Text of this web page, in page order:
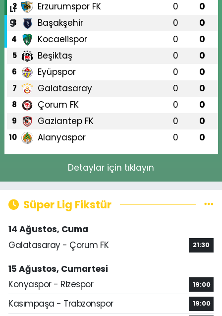
2 Erzurumspor FK 0 0
3 Başakşehir 0 0
4 Kocaelispor 0 0
5 Beşiktaş 0 0
6 Eyüpspor 0 0
7 Galatasaray 0 0
8 Çorum FK 0 0
9 Gaziantep FK 0 0
10 Alanyaspor 0 0
Detaylar için tıklayın
Süper Lig Fikstür
14 Ağustos, Cuma
Galatasaray - Çorum FK
21:30
15 Ağustos, Cumartesi
Konyaspor - Rizespor
19:00
Kasımpaşa - Trabzonspor 19:00